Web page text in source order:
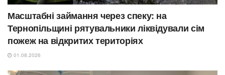
Масштабні займання через спеку: на
Тернопільщині рятувальники ліквідували сім
пожеж на відкритих територіях
01.08.2026